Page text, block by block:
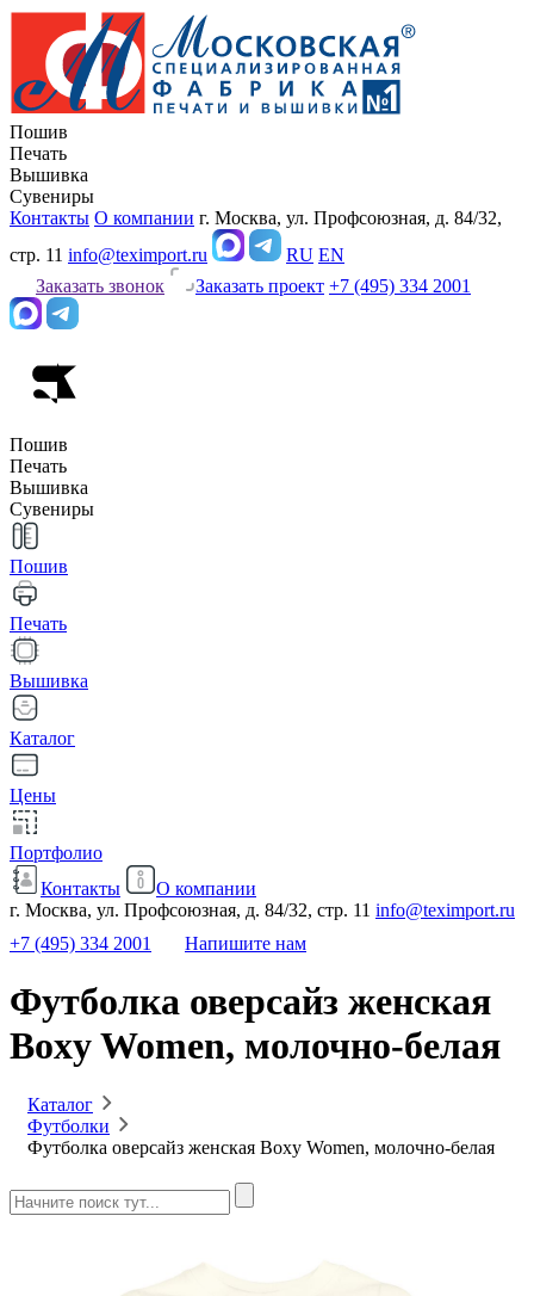
Пошив
Печать
Вышивка
Сувениры
Контакты О компании г. Москва, ул. Профсоюзная, д. 84/32,
стр. 11 info@teximport.ru RU EN
Заказать звонок
Заказать проект +7 (495) 334 2001
Пошив
Печать
Вышивка
Сувениры
Пошив
Печать
Вышивка
Каталог
Цены
Портфолио
Контакты
О компании
г. Москва, ул. Профсоюзная, д. 84/32, стр. 11 info@teximport.ru
+7 (495) 334 2001
Напишите нам
Футболка оверсайз женская
Boxy Women, молочно-белая
Каталог
Футболки
Футболка оверсайз женская Boxy Women, молочно-белая